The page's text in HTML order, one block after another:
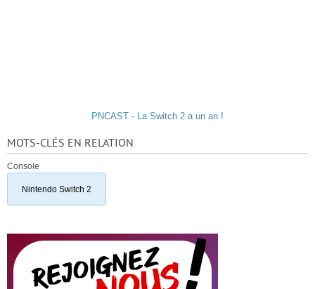
PNCAST - La Switch 2 a un an !
MOTS-CLÉS EN RELATION
Console
Nintendo Switch 2